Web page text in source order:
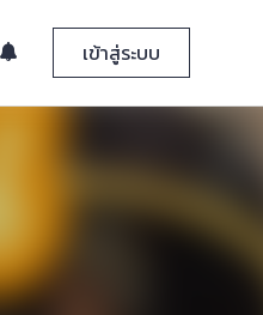
เข้าสู่ระบบ